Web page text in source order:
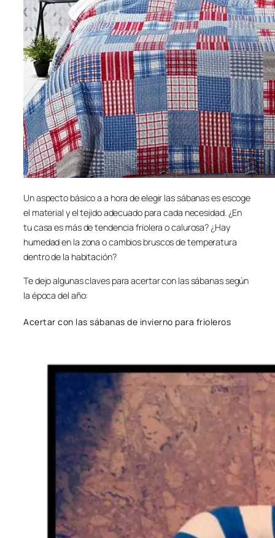
Un aspecto básico a a hora de elegir las sábanas es escoge
el material y el tejido adecuado para cada necesidad. ¿En
tu casa es más de tendencia friolera o calurosa? ¿Hay
humedad en la zona o cambios bruscos de temperatura
dentro de la habitación?
Te dejo algunas claves para acertar con las sábanas según
la época del año:
Acertar con las sábanas de invierno para frioleros